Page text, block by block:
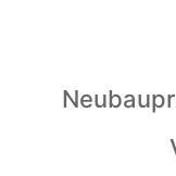
WeiserLeben GmbH